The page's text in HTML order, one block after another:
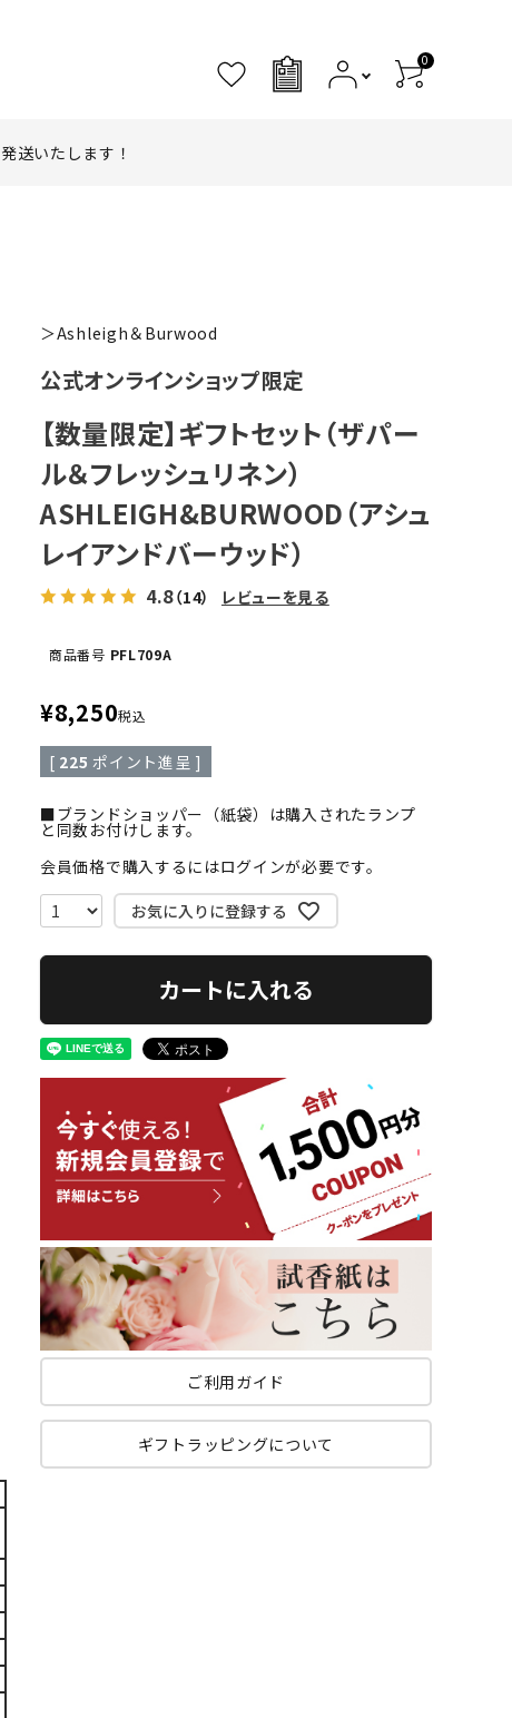
0
発送いたします！
＞Ashleigh＆Burwood
公式オンラインショップ限定
【数量限定】ギフトセット（ザパー
ル＆フレッシュリネン）
ASHLEIGH&BURWOOD（アシュ
レイアンドバーウッド）
4.8（14） レビューを見る
商品番号 PFL709A
¥8,250税込
[ 225 ポイント進呈 ]
■ブランドショッパー（紙袋）は購入されたランプ
と同数お付けします。
会員価格で購入するにはログインが必要です。
お気に入りに登録する
カートに入れる
ご利用ガイド
ギフトラッピングについて